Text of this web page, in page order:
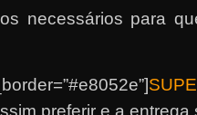
necessários para
preferir e a